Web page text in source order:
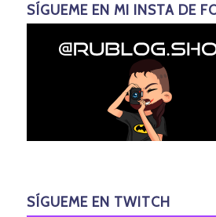
SÍGUEME EN MI INSTA DE
SÍGUEME EN TWITCH